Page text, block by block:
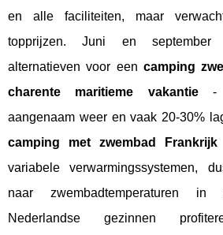
en alle faciliteiten, maar
topprijzen. Juni en september
alternatieven voor een camping
charente maritieme vakantie-
aangenaam weer en vaak 20-30%
camping met zwembad Frankrijk
variabele verwarmingssystemen,
naar zwembadtemperaturen in
Nederlandse gezinnen